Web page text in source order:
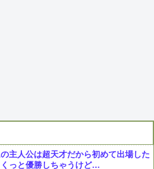
主人公は超天才だから初めて出場した
っと優勝しちゃうけど…